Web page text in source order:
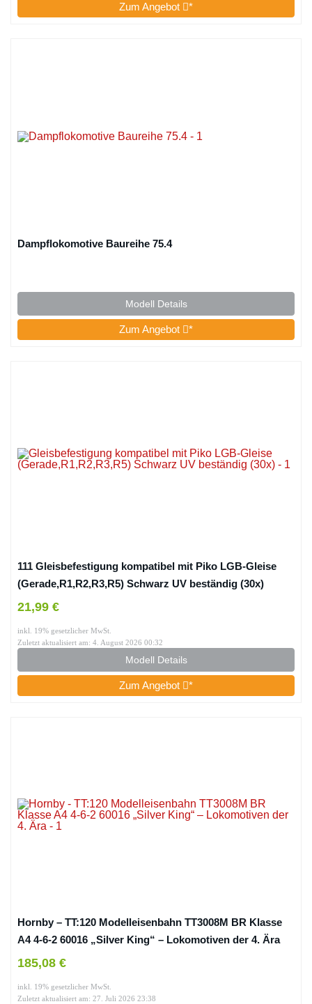
Zum Angebot *
Dampflokomotive Baureihe 75.4
Modell Details
Zum Angebot *
111 Gleisbefestigung kompatibel mit Piko LGB-Gleise
(Gerade,R1,R2,R3,R5) Schwarz UV beständig (30x)
21,99 €
inkl. 19% gesetzlicher MwSt.
Zuletzt aktualisiert am: 4. August 2026 00:32
Modell Details
Zum Angebot *
Hornby – TT:120 Modelleisenbahn TT3008M BR Klasse
A4 4-6-2 60016 „Silver King“ – Lokomotiven der 4. Ära
185,08 €
inkl. 19% gesetzlicher MwSt.
Zuletzt aktualisiert am: 27. Juli 2026 23:38